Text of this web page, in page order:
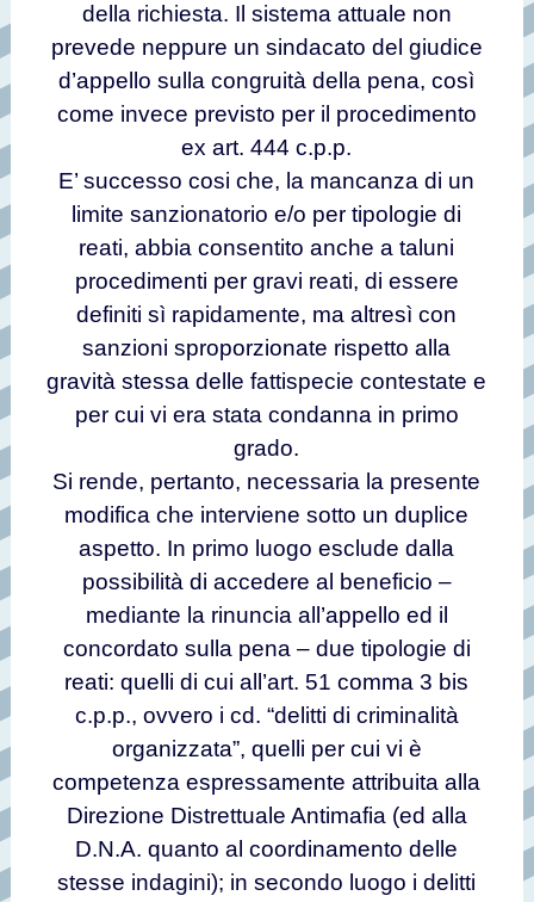
della richiesta. Il sistema attuale non
prevede neppure un sindacato del giudice
d’appello sulla congruità della pena, così
come invece previsto per il procedimento
ex art. 444 c.p.p.
E’ successo cosi che, la mancanza di un
limite sanzionatorio e/o per tipologie di
reati, abbia consentito anche a taluni
procedimenti per gravi reati, di essere
definiti sì rapidamente, ma altresì con
sanzioni sproporzionate rispetto alla
gravità stessa delle fattispecie contestate e
per cui vi era stata condanna in primo
grado.
Si rende, pertanto, necessaria la presente
modifica che interviene sotto un duplice
aspetto. In primo luogo esclude dalla
possibilità di accedere al beneficio –
mediante la rinuncia all’appello ed il
concordato sulla pena – due tipologie di
reati: quelli di cui all’art. 51 comma 3 bis
c.p.p., ovvero i cd. “delitti di criminalità
organizzata”, quelli per cui vi è
competenza espressamente attribuita alla
Direzione Distrettuale Antimafia (ed alla
D.N.A. quanto al coordinamento delle
stesse indagini); in secondo luogo i delitti